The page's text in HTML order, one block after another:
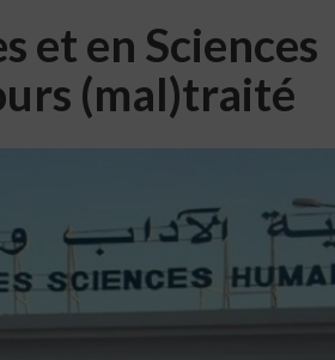
et en Sciences
(mal)traité